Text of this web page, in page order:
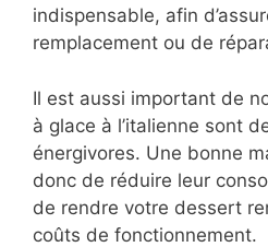
indispensable, afin
remplacement ou de
Il est aussi important de
à glace à l’italienne sont
énergivores. Une bonne
donc de réduire leur
de rendre votre dessert
coûts de fonctionnement.